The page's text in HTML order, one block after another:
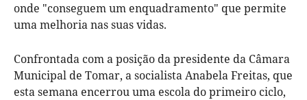
onde "conseguem um enquadramento" que permite
uma melhoria nas suas vidas.
Confrontada com a posição da presidente da Câmara
Municipal de Tomar, a socialista Anabela Freitas, que
esta semana encerrou uma escola do primeiro ciclo,